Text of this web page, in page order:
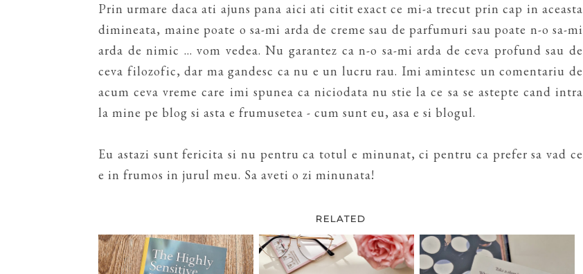
Prin urmare daca ati ajuns pana aici ati citit exact ce mi-a trecut prin cap in aceasta
dimineata, maine poate o sa-mi arda de creme sau de parfumuri sau poate n-o sa-mi
arda de nimic ... vom vedea. Nu garantez ca n-o sa-mi arda de ceva profund sau de
ceva filozofic, dar ma gandesc ca nu e un lucru rau. Imi amintesc un comentariu de
acum ceva vreme care imi spunea ca niciodata nu stie la ce sa se astepte cand intra
la mine pe blog si asta e frumusetea - cum sunt eu, asa e si blogul.
Eu astazi sunt fericita si nu pentru ca totul e minunat, ci pentru ca prefer sa vad ce
e in frumos in jurul meu. Sa aveti o zi minunata!
RELATED